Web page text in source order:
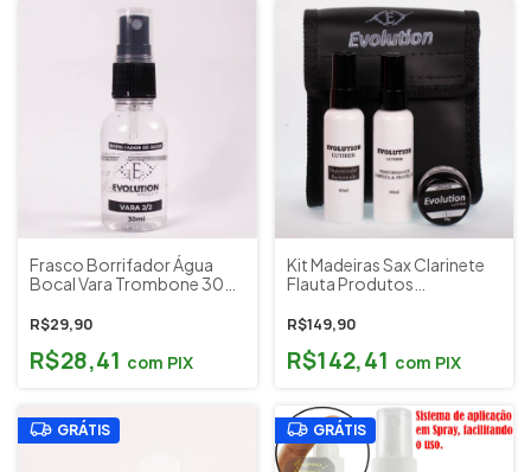
Frasco Borrifador Água
Bocal Vara Trombone 30ml
R$29,90
R$28,41 com PIX
Kit Madeiras Sax Clarinete
Flauta Produtos
Evolution Luthier
R$149,90
R$142,41 com PIX
GRÁTIS GRÁTIS